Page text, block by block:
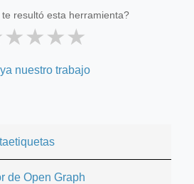
resultó esta herramienta?
★★★★
nuestro trabajo
de Open Graph